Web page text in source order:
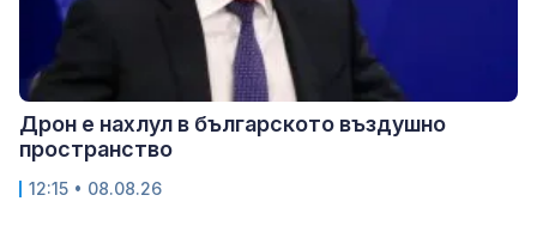
Дрон е нахлул в българското въздушно
пространство
12:15 • 08.08.26